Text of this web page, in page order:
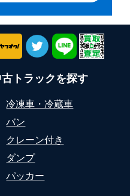
古トラックを探す
冷凍車・冷蔵車
バン
クレーン付き
ダンプ
パッカー